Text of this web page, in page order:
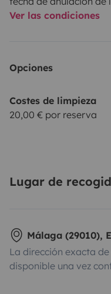
Ver las condiciones
Opciones
Costes de limpieza
20,00 € por reserva
Lugar de
Málaga (29010),
La dirección exacta
disponible una vez